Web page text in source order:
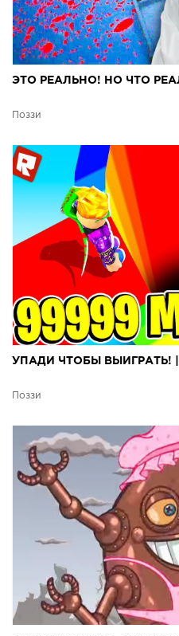
ЭТО РЕАЛЬНО! НО ЧТО
Поззи
УПАДИ ЧТОБЫ ВЫИГРАТЬ! |
Поззи